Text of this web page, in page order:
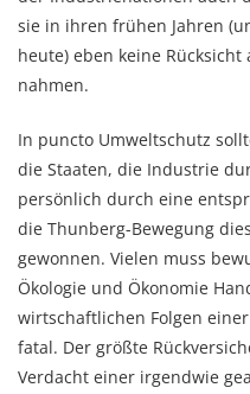
sie in ihren frühen Jahren
heute) eben keine
nahmen.
In puncto Umweltschutz
die Staaten, die Industrie
persönlich durch eine
die Thunberg-Bewegung
gewonnen. Vielen muss
Ökologie und Ökonomie
wirtschaftlichen Folgen
fatal. Der größte
Verdacht einer irgendwie